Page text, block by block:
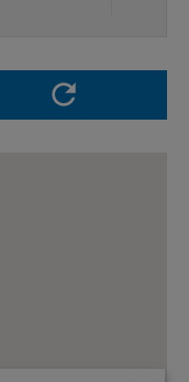
RESET SEARCH